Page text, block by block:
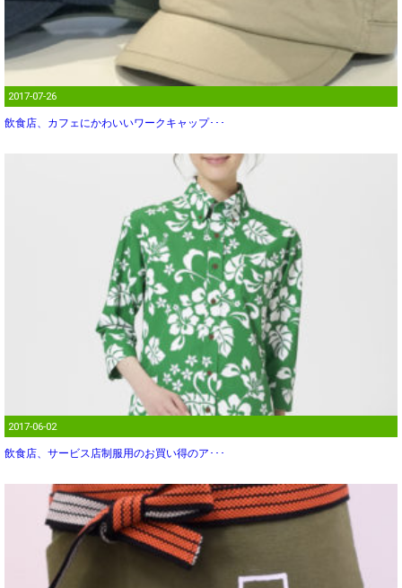
2017-07-26
飲食店、カフェにかわいいワークキャップ･･･
2017-06-02
飲食店、サービス店制服用のお買い得のア･･･